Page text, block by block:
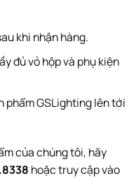
khi nhận hàng.
đủ vỏ hộp và phụ kiện
phẩm GSLighting lên tới
của chúng tôi, hãy
hoặc truy cập vào